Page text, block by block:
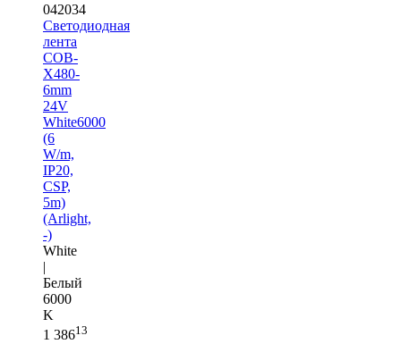
042034
Светодиодная
лента
COB-
X480-
6mm
24V
White6000
(6
W/m,
IP20,
CSP,
5m)
(Arlight,
-)
White
|
Белый
6000
K
1 38613